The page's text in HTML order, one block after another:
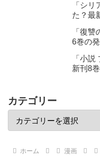
「シ
た？最
「復
6巻の
「小
新刊8
カテゴリー
ホーム 漫画